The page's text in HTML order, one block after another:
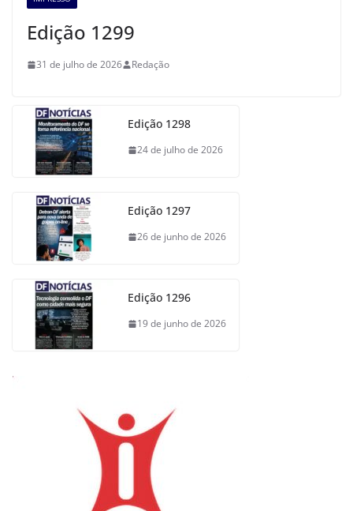
Edição 1299
31 de julho de 2026 Redação
Edição 1298
24 de julho de 2026
Edição 1297
26 de junho de 2026
Edição 1296
19 de junho de 2026